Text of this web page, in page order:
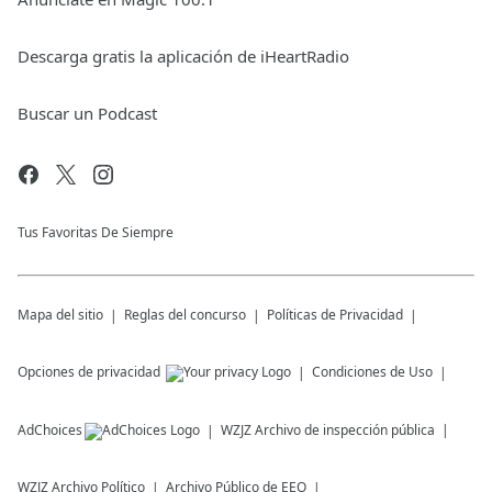
Descarga gratis la aplicación de iHeartRadio
Buscar un Podcast
Tus Favoritas De Siempre
Mapa del sitio Reglas del concurso Políticas de Privacidad
Opciones de privacidad Condiciones de Uso
AdChoices WZJZArchivo de inspección pública
WZJZArchivo Político Archivo Público de EEO